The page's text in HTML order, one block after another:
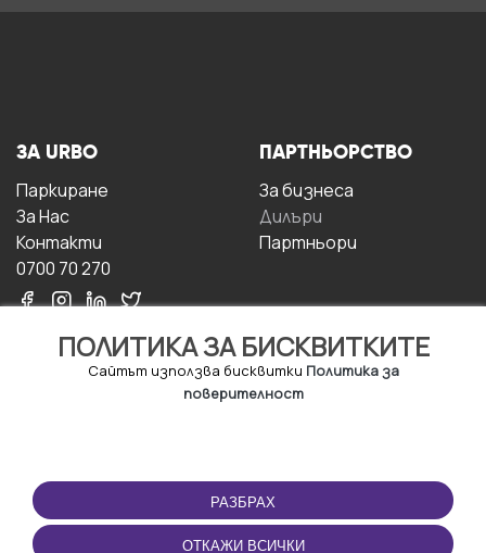
ПОЛИТИКА ЗА БИСКВИТКИТЕ
Сайтът използва бисквитки Политика за
поверителност
РАЗБРАХ
ОТКАЖИ ВСИЧКИ
ЗА URBO
Паркиране
За Hас
Контакти
0700 70 270
ПАРТНЬОРСТВО
За бизнесa
Дилъри
Партньори
ПОЛЗВАНЕ
Правила и условия за
ползване
ПРИЛОЖЕНИЕТО